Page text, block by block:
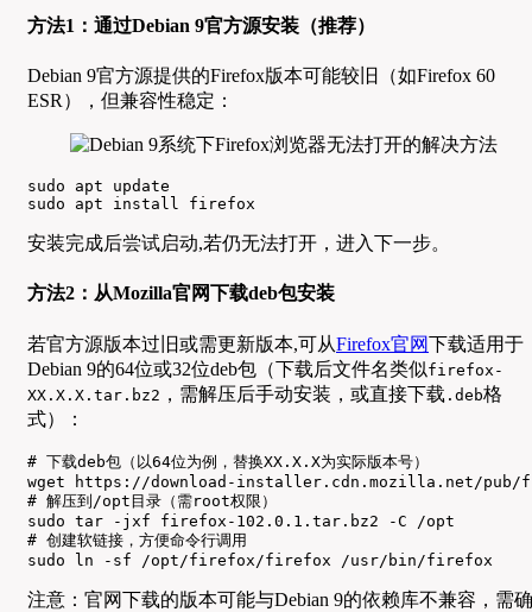
方法1：通过Debian 9官方源安装（推荐）
Debian 9官方源提供的Firefox版本可能较旧（如Firefox 60
ESR），但兼容性稳定：
sudo apt update
sudo apt install firefox
安装完成后尝试启动,若仍无法打开，进入下一步。
方法2：从Mozilla官网下载deb包安装
若官方源版本过旧或需更新版本,可从Firefox官网下载适用于
Debian 9的64位或32位deb包（下载后文件名类似firefox-
XX.X.X.tar.bz2 ，需解压后手动安装，或直接下载 .deb格
式）：
# 下载deb包（以64位为例，替换XX.X.X为实际版本号）
wget https://download-installer.cdn.mozilla.net/
# 解压到/opt目录（需root权限）
sudo tar -jxf firefox-102.0.1.tar.bz2 -C /opt
# 创建软链接，方便命令行调用
sudo ln -sf /opt/firefox/firefox /usr/bin/firefox
注意：官网下载的版本可能与Debian 9的依赖库不兼容，需确